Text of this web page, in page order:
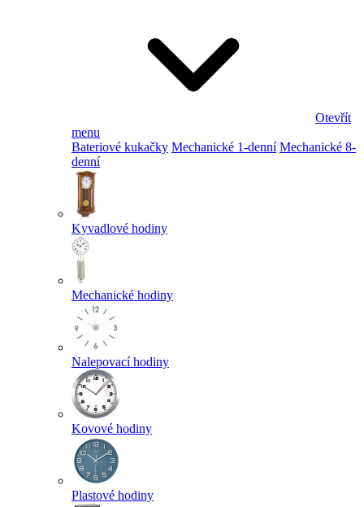
Otevřít
menu
Bateriové kukačky Mechanické 1-denní Mechanické 8-
denní
Kyvadlové hodiny
Mechanické hodiny
Nalepovací hodiny
Kovové hodiny
Plastové hodiny